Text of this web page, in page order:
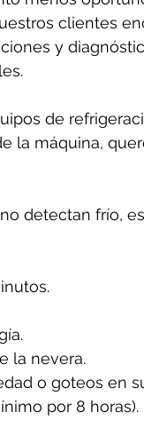
clientes
y
de
la máquina,
detectan frío,
la nevera.
o goteos en
por 8 horas).